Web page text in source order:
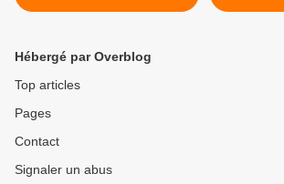
Hébergé par Overblog
Top articles
Pages
Contact
Signaler un abus